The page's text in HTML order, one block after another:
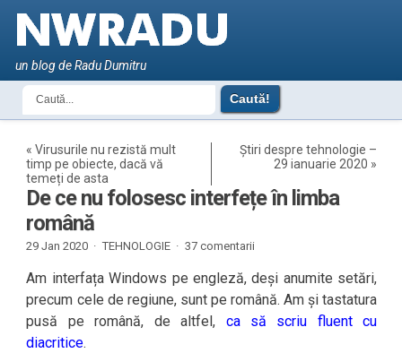
un blog de Radu Dumitru
«Virusurile nu rezistă mult
timp pe obiecte, dacă vă
temeți de asta
Știri despre tehnologie –
29 ianuarie 2020 »
De ce nu folosesc interfețe în limba
română
29 Jan 2020 · TEHNOLOGIE · 37 comentarii
Am interfața Windows pe engleză, deși anumite setări,
precum cele de regiune, sunt pe română. Am și tastatura
pusă pe română, de altfel, ca să scriu fluent cu
diacritice.